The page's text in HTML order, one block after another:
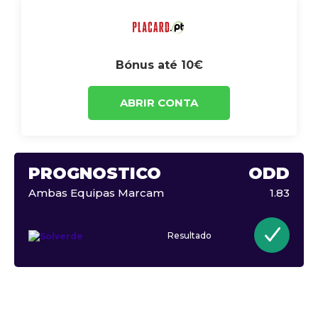
Bónus até 10€
ABRIR CONTA
PROGNÓSTICO ODD
Ambas Equipas Marcam 1.83
Resultado